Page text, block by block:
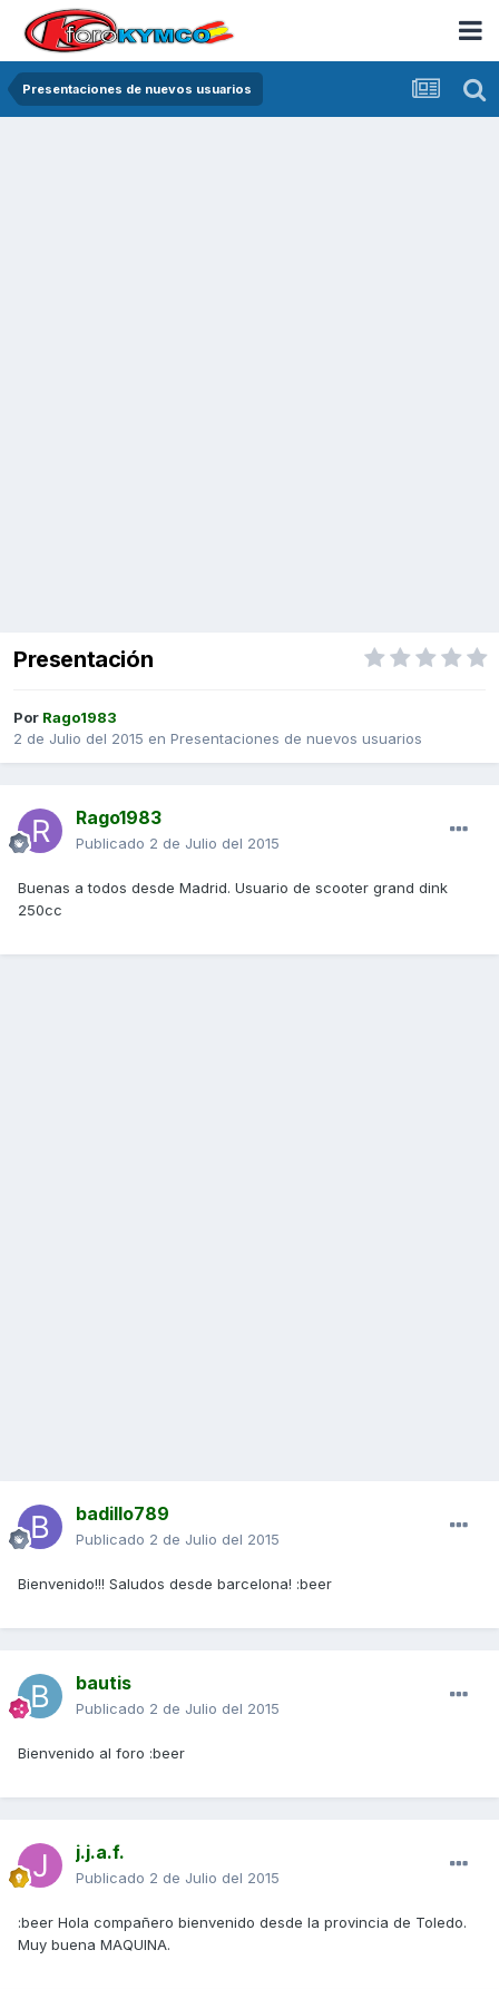
Presentaciones de nuevos usuarios
Presentación
Por Rago1983
2 de Julio del 2015 en Presentaciones de nuevos usuarios
Rago1983
Publicado 2 de Julio del 2015
Buenas a todos desde Madrid. Usuario de scooter grand dink
250cc
badillo789
Publicado 2 de Julio del 2015
Bienvenido!!! Saludos desde barcelona! :beer
bautis
Publicado 2 de Julio del 2015
Bienvenido al foro :beer
j.j.a.f.
Publicado 2 de Julio del 2015
:beer Hola compañero bienvenido desde la provincia de Toledo.
Muy buena MAQUINA.